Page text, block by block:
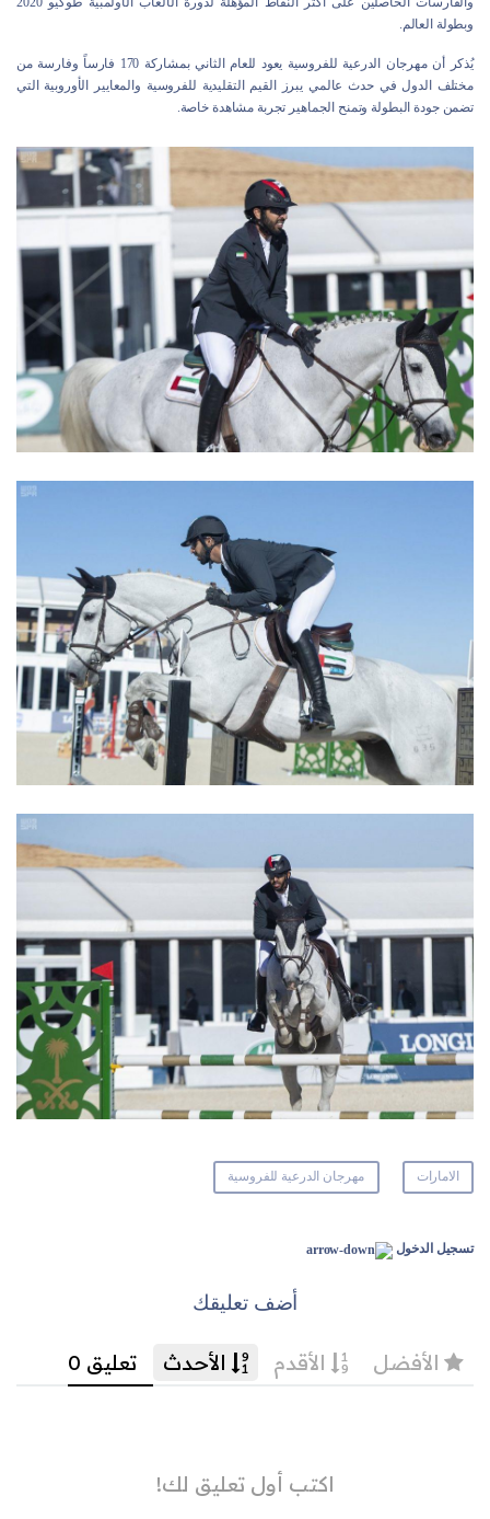
وبطولة العالم.
يُذكر أن مهرجان الدرعية للفروسية يعود للعام الثاني بمشاركة 170 فارساً وفارسة من
مختلف الدول في حدث عالمي يبرز القيم التقليدية للفروسية والمعايير الأوروبية التي
تضمن جودة البطولة وتمنح الجماهير تجربة مشاهدة خاصة.
الامارات مهرجان الدرعية للفروسية
تسجيل الدخول
أضف تعليقك